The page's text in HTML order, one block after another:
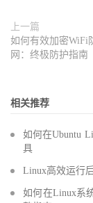
上一篇
如何有效加密WiFi
网：终极防护指南
相关推荐
如何在Ubuntu
具
Linux高效运行
如何在Linux系